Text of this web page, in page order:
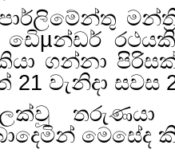
ඩිෙµන්ඩර්
ගන්නා
වැනිදා සවස
ලක්‌වූ
මෙසේද